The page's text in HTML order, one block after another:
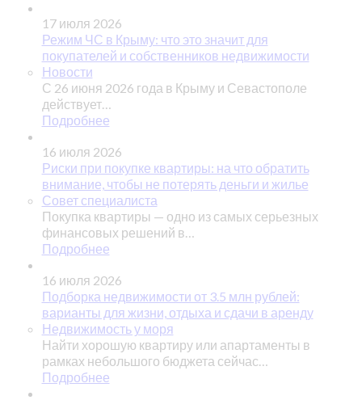
17 июля 2026
Режим ЧС в Крыму: что это значит для
покупателей и собственников недвижимости
Новости
С 26 июня 2026 года в Крыму и Севастополе
действует…
Подробнее
16 июля 2026
Риски при покупке квартиры: на что обратить
внимание, чтобы не потерять деньги и жилье
Совет специалиста
Покупка квартиры — одно из самых серьезных
финансовых решений в…
Подробнее
16 июля 2026
Подборка недвижимости от 3.5 млн рублей:
варианты для жизни, отдыха и сдачи в аренду
Недвижимость у моря
Найти хорошую квартиру или апартаменты в
рамках небольшого бюджета сейчас…
Подробнее